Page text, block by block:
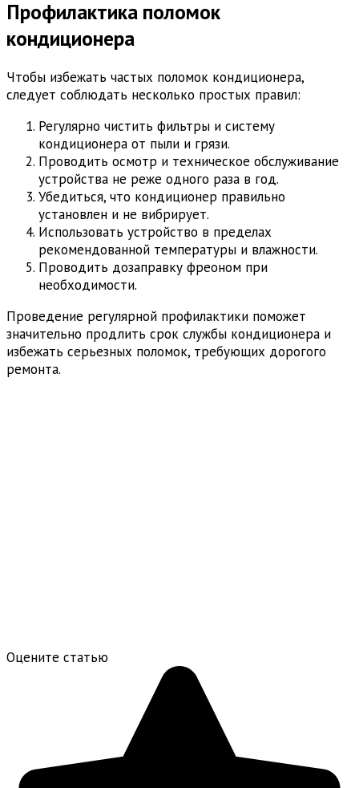
Профилактика поломок
кондиционера
Чтобы избежать частых поломок кондиционера,
следует соблюдать несколько простых правил:
Регулярно чистить фильтры и систему
кондиционера от пыли и грязи.
Проводить осмотр и техническое обслуживание
устройства не реже одного раза в год.
Убедиться, что кондиционер правильно
установлен и не вибрирует.
Использовать устройство в пределах
рекомендованной температуры и влажности.
Проводить дозаправку фреоном при
необходимости.
Проведение регулярной профилактики поможет
значительно продлить срок службы кондиционера и
избежать серьезных поломок, требующих дорогого
ремонта.
Оцените статью